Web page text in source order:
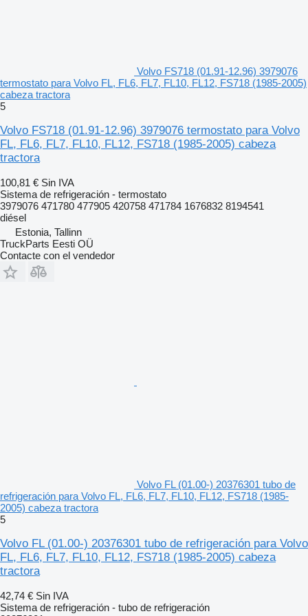
Volvo FS718 (01.91-12.96) 3979076
termostato para Volvo FL, FL6, FL7, FL10, FL12, FS718 (1985-2005)
cabeza tractora
5
Volvo FS718 (01.91-12.96) 3979076 termostato para Volvo
FL, FL6, FL7, FL10, FL12, FS718 (1985-2005) cabeza
tractora
100,81 € Sin IVA
Sistema de refrigeración - termostato
3979076 471780 477905 420758 471784 1676832 8194541
diésel
Estonia, Tallinn
TruckParts Eesti OÜ
Contacte con el vendedor
Volvo FL (01.00-) 20376301 tubo de
refrigeración para Volvo FL, FL6, FL7, FL10, FL12, FS718 (1985-
2005) cabeza tractora
5
Volvo FL (01.00-) 20376301 tubo de refrigeración para Volvo
FL, FL6, FL7, FL10, FL12, FS718 (1985-2005) cabeza
tractora
42,74 € Sin IVA
Sistema de refrigeración - tubo de refrigeración